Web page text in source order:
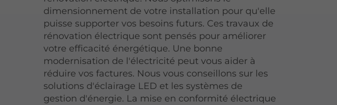
dimensionnement de votre installation pour qu'elle
puisse supporter vos besoins futurs. Ces travaux de
rénovation électrique sont pensés pour améliorer
votre efficacité énergétique. Une bonne
modernisation de l'électricité peut vous aider à
réduire vos factures. Nous vous conseillons sur les
solutions d'éclairage LED et les systèmes de
gestion d'énergie. La mise en conformité électrique